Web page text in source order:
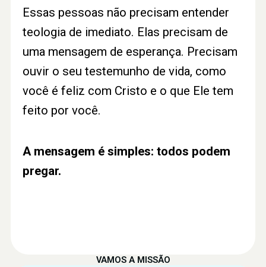
Essas pessoas não precisam entender
teologia de imediato. Elas precisam de
uma mensagem de esperança. Precisam
ouvir o seu testemunho de vida, como
você é feliz com Cristo e o que Ele tem
feito por você.
A mensagem é simples: todos podem
pregar.
VAMOS A MISSÃO